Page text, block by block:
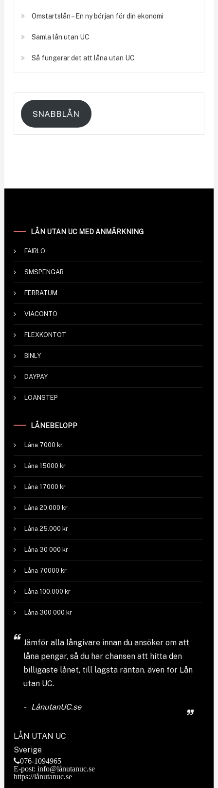
Omstartslån – En ny början för din ekonomi
Samla lån utan UC
Så fungerar det att låna utan UC
SNABBLÅN
LÅN UTAN UC MED ANMÄRKNING
FAIRLO
SMSPENGAR
FERRATUM
VIACONTO
FLEXKONTOT
BINLY
DAYPAY
LOANSTEP
LÅNEBELOPP
Låna 7000 kr
Låna 15000 kr
Låna 17000 kr
Låna 20.000 kr
Låna 25.000 kr
Låna 30 000 kr
Låna 70000 kr
Låna 100.000 kr
Låna 300 000 kr
Jämför alla långivareinnan du ansöker om att
låna pengar, så du har chansen att hitta den
billigaste lånet, till lägsta räntan. även för Lån
utan UC.
LånutanUC.se
LÅN UTAN UC
Sverige
076-1094965
E-post: info@lånutanuc.se
https://lånutanuc.se